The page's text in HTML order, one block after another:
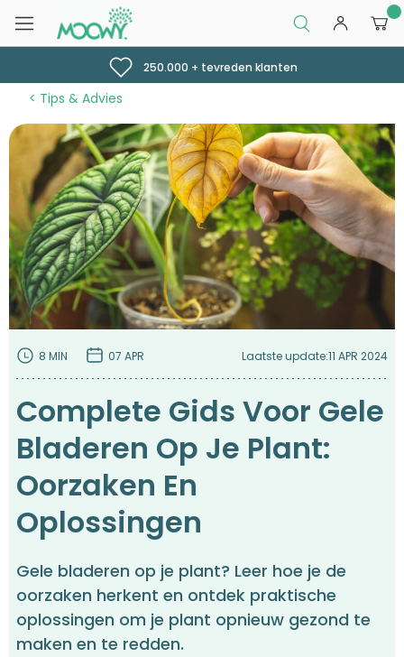
250.000 + tevreden klanten
Tips & Advies
8 MIN 07 APR Laatste update:11 APR 2024
Complete Gids Voor Gele
Bladeren Op Je Plant:
Oorzaken En
Oplossingen
Gele bladeren op je plant? Leer hoe je de
oorzaken herkent en ontdek praktische
oplossingen om je plant opnieuw gezond te
maken en te redden.